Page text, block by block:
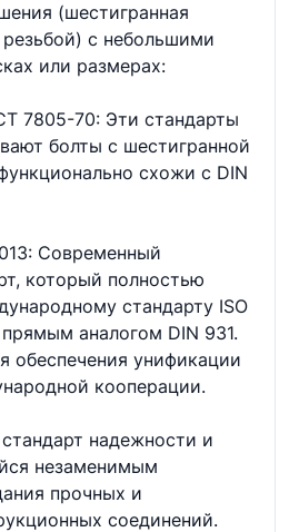
(шестигранная
с небольшими
или размерах:
7805-70: Эти стандарты
болты с шестигранной
схожи с DIN
Современный
который полностью
стандарту ISO
аналогом DIN 931.
обеспечения унификации
кооперации.
надежности и
незаменимым
прочных и
соединений.